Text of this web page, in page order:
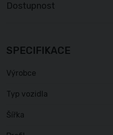
Dostupnost
SPECIFIKACE
Výrobce
Typ vozidla
Šířka